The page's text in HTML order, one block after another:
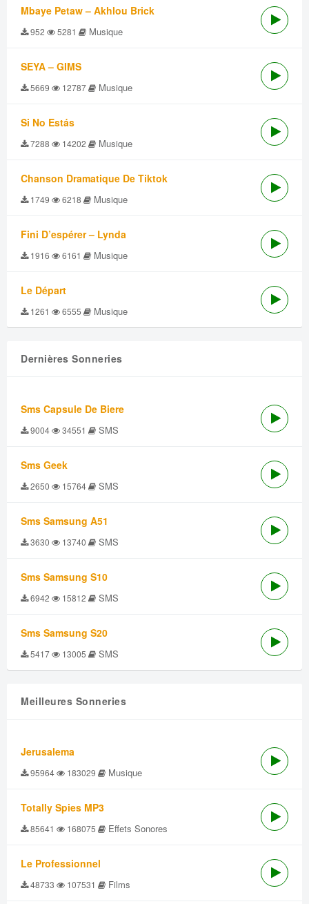
Mbaye Petaw – Akhlou Brick
952 5281 Musique
SEYA – GIMS
5669 12787 Musique
Si No Estás
7288 14202 Musique
Chanson Dramatique De Tiktok
1749 6218 Musique
Fini D’espérer – Lynda
1916 6161 Musique
Le Départ
1261 6555 Musique
Dernières Sonneries
Sms Capsule De Biere
9004 34551 SMS
Sms Geek
2650 15764 SMS
Sms Samsung A51
3630 13740 SMS
Sms Samsung S10
6942 15812 SMS
Sms Samsung S20
5417 13005 SMS
Meilleures Sonneries
Jerusalema
95964 183029 Musique
Totally Spies MP3
85641 168075 Effets Sonores
Le Professionnel
48733 107531 Films